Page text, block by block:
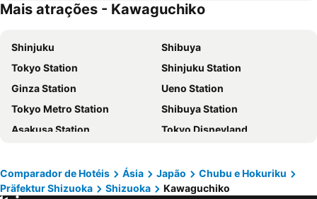
Mais atrações - Kawaguchiko
Shinjuku
Shibuya
Tokyo Station
Shinjuku Station
Ginza Station
Ueno Station
Tokyo Metro Station
Shibuya Station
Asakusa Station
Tokyo Disneyland
Shinjuku Metro Station
Akasaka Station-Tokyo
Asakusa Metro Station
Kawaguchiko
Comparador de Hotéis Ásia Japão
Chubu e Hokuriku
Präfektur Shizuoka
Shizuoka Kawaguchiko